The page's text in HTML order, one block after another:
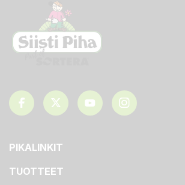
PIKALINKIT
TUOTTEET